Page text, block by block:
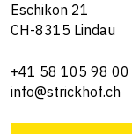
Eschikon 21
CH-8315 Lindau
+41 58 105 98 00
info@strickhof.ch